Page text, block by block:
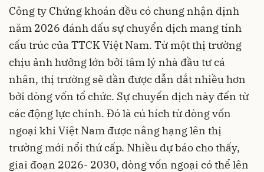
Công ty Chứng khoán đều có chung nhận định
năm 2026 đánh dấu sự chuyển dịch mang tính
cấu trúc của TTCK Việt Nam. Từ một thị trường
chịu ảnh hưởng lớn bởi tâm lý nhà đầu tư cá
nhân, thị trường sẽ dần được dẫn dắt nhiều hơn
bởi dòng vốn tổ chức. Sự chuyển dịch này đến từ
các động lực chính. Đó là cú hích từ dòng vốn
ngoại khi Việt Nam được nâng hạng lên thị
trường mới nổi thứ cấp. Nhiều dự báo cho thấy,
giai đoạn 2026- 2030, dòng vốn ngoại có thể lên